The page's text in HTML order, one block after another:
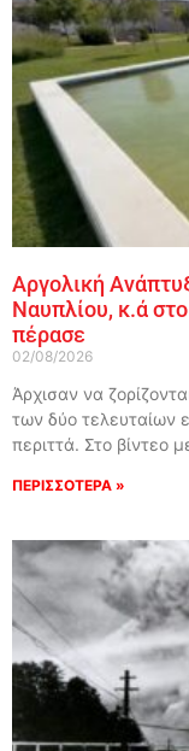
Αργολική
Ναυπλίου, κ.ά
πέρασε
02/08/2026
Άρχισαν να
των δύο τελευταίων
περιττά. Στο βίντεο
ΠΕΡΙΣΣΟΤΕΡΑ »